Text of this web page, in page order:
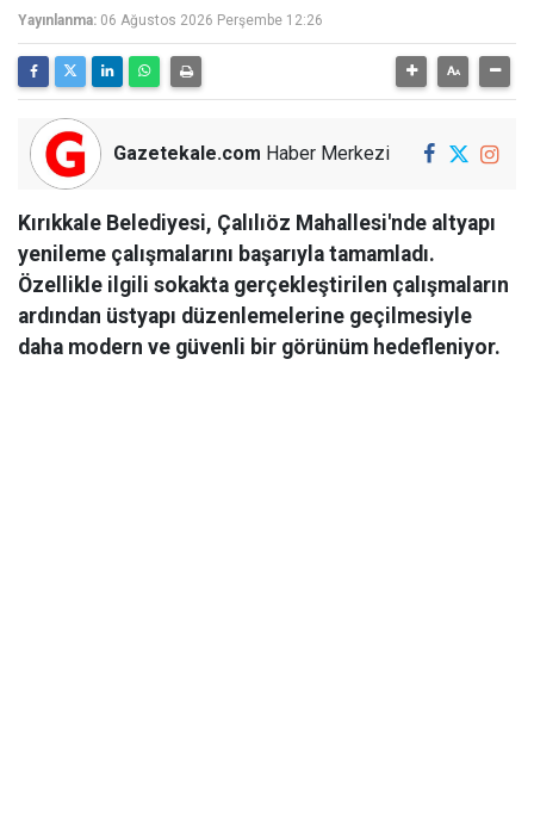
Yayınlanma: 06 Ağustos 2026 Perşembe 12:26
Gazetekale.com Haber Merkezi
Kırıkkale Belediyesi, Çalılıöz Mahallesi'nde altyapı
yenileme çalışmalarını başarıyla tamamladı.
Özellikle ilgili sokakta gerçekleştirilen çalışmaların
ardından üstyapı düzenlemelerine geçilmesiyle
daha modern ve güvenli bir görünüm hedefleniyor.